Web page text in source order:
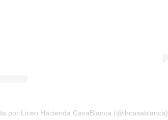
por Liceo Hacienda CasaBlanca (@lhcasablanca)